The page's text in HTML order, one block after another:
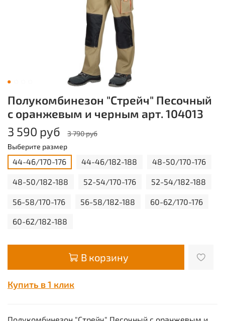
Полукомбинезон "Стрейч" Песочный
с оранжевым и черным арт. 104013
3 590 руб
3 790 руб
Выберите размер
44-46/170-176 44-46/182-188 48-50/170-176
48-50/182-188 52-54/170-176 52-54/182-188
56-58/170-176 56-58/182-188 60-62/170-176
60-62/182-188
В корзину
Купить в 1 клик
Полукомбинезон "Стрейч" Песочный с оранжевым и